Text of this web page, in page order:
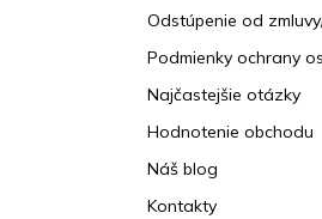
Odstúpenie od
Podmienky ochrany
Najčastejšie otázky
Hodnotenie obchodu
Náš blog
Kontakty